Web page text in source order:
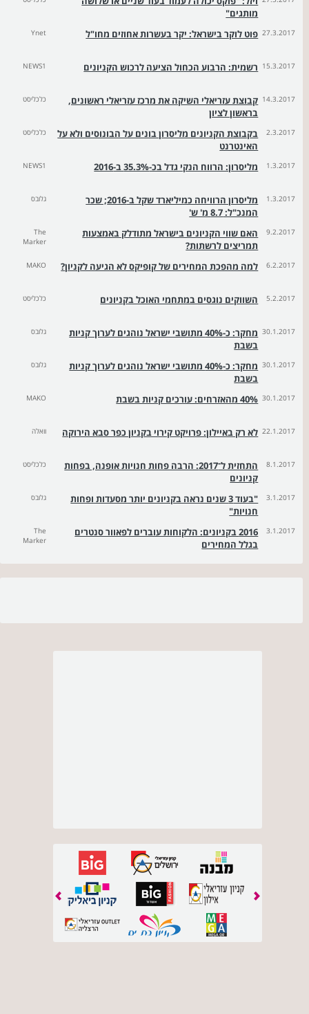
מותגים"
27.3.2017 פוט לוקר בישראל: יקר בעשרות אחוזים מחו"ל Ynet
15.3.2017 רשמית: הרבוע הכחול הציעה לרכוש הקניונים NEWS1
14.3.2017 קבוצת עזריאלי השיקה את מרכז עזריאלי ראשונים,
בראשון לציון
כלכליסט
2.3.2017
בקבוצת הקניונים מליסרון בונים על הבונוסים ולא על
האינטרנט
כלכליסט
1.3.2017 מליסרון: הרווח הנקי גדל בכ-35.3% ב-2016 NEWS1
1.3.2017
מליסרון הרוויחה כמיליארד שקל ב-2016; שכר
המנכ"ל: 8.7 מ' ש'
גלובס
9.2.2017
האם שווי הקניונים בישראל מתודלק באמצעות
תמריצים לרשתות?
The
Marker
6.2.2017 למה מהפכת המחירים של קופיקס לא הגיעה לקניון? MAKO
5.2.2017 השווקים נוגסים במתחמי האוכל בקניונים כלכליסט
30.1.2017
מחקר: כ-40% מתושבי ישראל נוהגים לערוך קניות
בשבת
גלובס
30.1.2017
מחקר: כ-40% מתושבי ישראל נוהגים לערוך קניות
בשבת
גלובס
30.1.2017 40% מהאזרחים: עורכים קניות בשבת MAKO
22.1.2017 לא רק באיילון: פרויקט קירוי בקניון כפר סבא הירוקה וואלה
8.1.2017
התחזית ל־2017: הרבה פחות חנויות אופנה, בפחות
קניונים
כלכליסט
3.1.2017
"בעוד 3 שנים נראה בקניונים יותר מסעדות ופחות
חנויות"
גלובס
3.1.2017
2016 בקניונים: הלקוחות עוברים לפאוור סנטרים
בגלל המחירים
The
Marker